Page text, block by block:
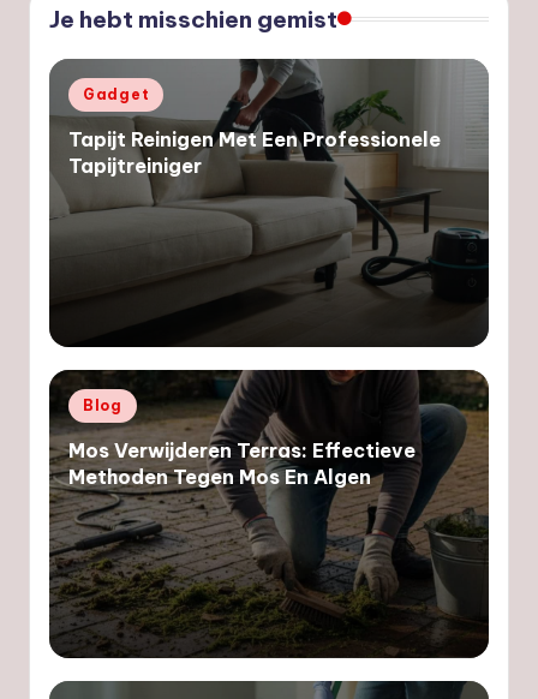
Je hebt misschien gemist
Geplaatst
in
Gadget
Tapijt Reinigen Met Een Professionele
Tapijtreiniger
Geplaatst
in
Blog
Mos Verwijderen Terras: Effectieve
Methoden Tegen Mos En Algen